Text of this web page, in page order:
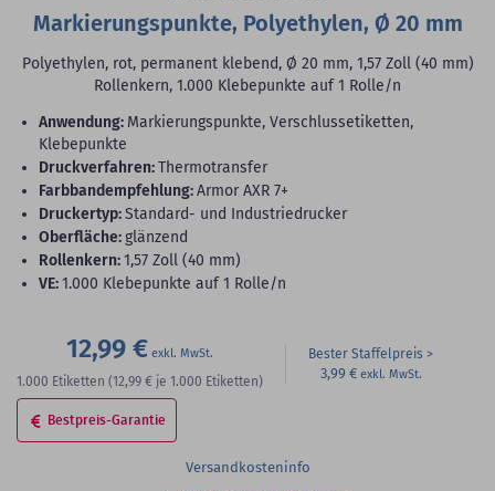
Markierungspunkte, Polyethylen, Ø 20 mm
Polyethylen, rot, permanent klebend, Ø 20 mm, 1,57 Zoll (40 mm)
Rollenkern, 1.000 Klebepunkte auf 1 Rolle/n
Anwendung: Markierungspunkte, Verschlussetiketten,
Klebepunkte
Druckverfahren:Thermotransfer
Farbbandempfehlung:Armor AXR 7+
Druckertyp:Standard- und Industriedrucker
Oberfläche:glänzend
Rollenkern:1,57 Zoll (40 mm)
VE:1.000 Klebepunkte auf 1 Rolle/n
12,99 €
1.000 Etiketten (12,99 € je 1.000 Etiketten)
Bester Staffelpreis
3,99 €
Bestpreis-Garantie
Versandkosteninfo